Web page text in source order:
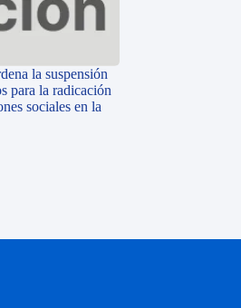
la suspensión
para la radicación
sociales en la